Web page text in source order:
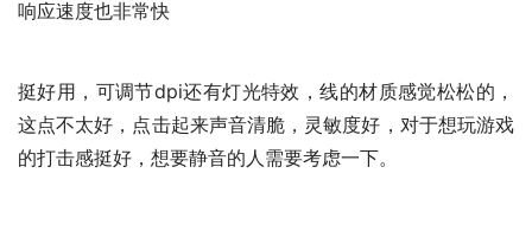
响应速度也非常快
挺好用，可调节dpi还有灯光特效，线的材质感觉松松的，
这点不太好，点击起来声音清脆，灵敏度好，对于想玩游戏
的打击感挺好，想要静音的人需要考虑一下。